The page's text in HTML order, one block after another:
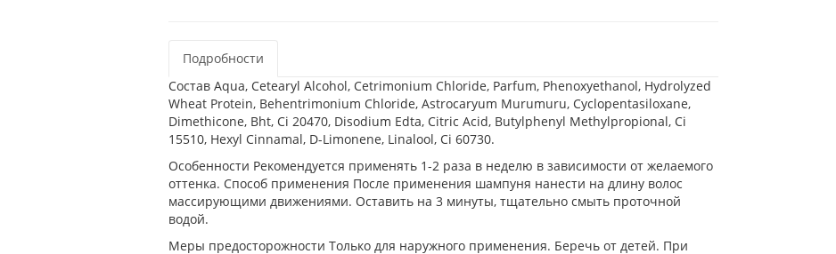
Подробности
Состав Aqua, Cetearyl Alcohol, Cetrimonium Chloride, Parfum, Phenoxyethanol, Hydrolyzed
Wheat Protein, Behentrimonium Chloride, Astrocaryum Murumuru, Cyclopentasiloxane,
Dimethicone, Bht, Ci 20470, Disodium Edta, Citric Acid, Butylphenyl Methylpropional, Ci
15510, Hexyl Cinnamal, D-Limonene, Linalool, Ci 60730.
Особенности Рекомендуется применять 1-2 раза в неделю в зависимости от желаемого
оттенка. Способ применения После применения шампуня нанести на длину волос
массирующими движениями. Оставить на 3 минуты, тщательно смыть проточной
водой.
Меры предосторожности Только для наружного применения. Беречь от детей. При